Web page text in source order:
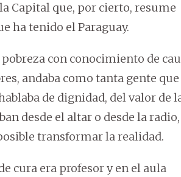
Capital que, por cierto, resume
ha tenido el Paraguay.
con conocimiento de
andaba como tanta gente
de dignidad, del valor de
desde el altar o desde la radio,
transformar la realidad.
cura era profesor y en el aula